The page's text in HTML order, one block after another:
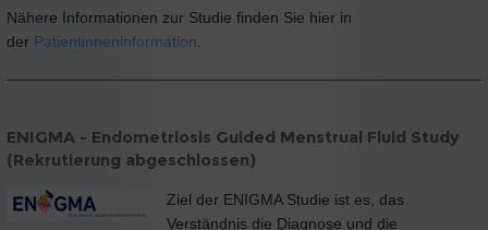
Nähere Informationen zur Studie finden Sie hier in
der Patientinneninformation
ENIGMA - Endometriosis Guided Menstrual Fluid Study
(Rekrutierung abgeschlossen)
Ziel der ENIGMA Studie ist es, das
Verständnis die Diagnose und die